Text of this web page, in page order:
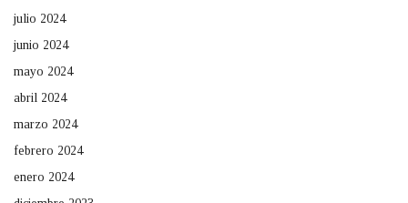
julio 2024
junio 2024
mayo 2024
abril 2024
marzo 2024
febrero 2024
enero 2024